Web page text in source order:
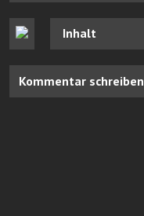
Inhalt
Kommentar schreiben